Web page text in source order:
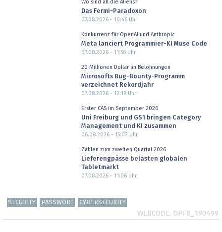
Wo sind all die Aliens?
Das Fermi-Paradoxon
07.08.2026 - 10:46Uhr
Konkurrenz für OpenAI und Anthropic
Meta lanciert Programmier-KI Muse Code
07.08.2026 - 11:56Uhr
20 Millionen Dollar an Belohnungen
Microsofts Bug-Bounty-Programm
verzeichnet Rekordjahr
07.08.2026 - 12:18Uhr
Erster CAS im September 2026
Uni Freiburg und GS1 bringen Category
Management und KI zusammen
06.08.2026 - 15:02 Uhr
Zahlen zum zweiten Quartal 2026
Lieferengpässe belasten globalen
Tabletmarkt
07.08.2026 - 11:06Uhr
SECURITY PASSWORT CYBERSECURITY
WEBCODE DPF8_190499